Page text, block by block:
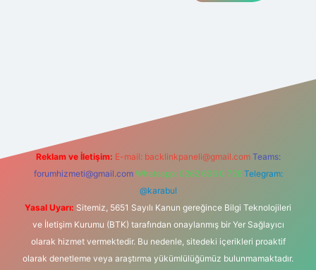
Reklam ve İletişim: E-mail: backlinkpaneli@gmail.com Teams:
forumhizmeti@gmail.com Whatsapp: 0262 606 0 726 Telegram:
@karabul
Yasal Uyarı: Sitemiz, 5651 Sayılı Kanun gereğince Bilgi Teknolojileri
ve İletişim Kurumu (BTK) tarafından onaylanmış bir Yer Sağlayıcı
olarak hizmet vermektedir. Bu nedenle, sitedeki içerikleri proaktif
olarak denetleme veya araştırma yükümlülüğümüz bulunmamaktadır.